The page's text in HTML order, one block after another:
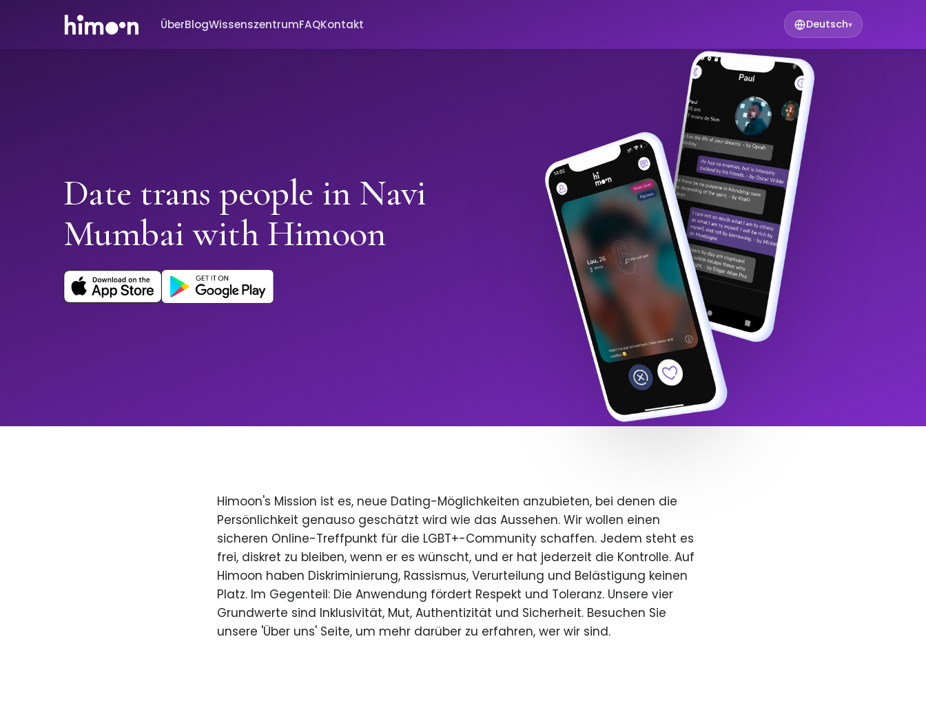
ÜberBlogWissenszentrumFAQKontakt Deutsch▾
Date trans people in Navi
Mumbai with Himoon
Himoon's Mission ist es, neue Dating-Möglichkeiten anzubieten, bei denen die
Persönlichkeit genauso geschätzt wird wie das Aussehen. Wir wollen einen
sicheren Online-Treffpunkt für die LGBT+-Community schaffen. Jedem steht es
frei, diskret zu bleiben, wenn er es wünscht, und er hat jederzeit die Kontrolle. Auf
Himoon haben Diskriminierung, Rassismus, Verurteilung und Belästigung keinen
Platz. Im Gegenteil: Die Anwendung fördert Respekt und Toleranz. Unsere vier
Grundwerte sind Inklusivität, Mut, Authentizität und Sicherheit. Besuchen Sie
unsere 'Über uns' Seite, um mehr darüber zu erfahren, wer wir sind.